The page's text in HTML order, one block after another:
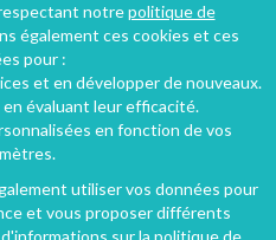
notrepolitique de
également ces cookies et ces
pour :
et en développer de nouveaux.
évaluant leur efficacité.
en fonction de vos
utiliser vos données pour
et vous proposer différents
sur la politique de
- Politique de confidentialité